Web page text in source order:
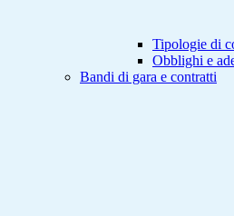
Tipologie di
Obblighi e
Bandi di gara e contratti